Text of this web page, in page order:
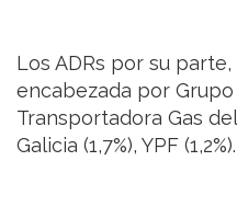
Los ADRs por su
encabezada por Grupo
Transportadora Gas
Galicia (1,7%), YPF (1,2%).